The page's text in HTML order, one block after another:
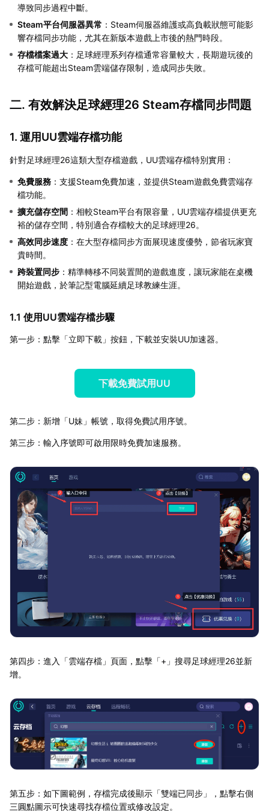
導致同步過程中斷。
Steam平台伺服器異常 ：Steam伺服器維護或高負載狀態可能影
響存檔同步功能，尤其在新版本遊戲上市後的熱門時段。
存檔檔案過大 ：足球經理系列存檔通常容量較大，長期遊玩後的
存檔可能超出Steam雲端儲存限制，造成同步失敗。
二. 有效解決足球經理26 Steam存檔同步問題
1. 運用UU雲端存檔功能
針對足球經理26這類大型存檔遊戲，UU雲端存檔特別實用：
免費服務 ：支援Steam免費加速，並提供Steam遊戲免費雲端存
檔功能。
擴充儲存空間 ：相較Steam平台有限容量，UU雲端存檔提供更充
裕的儲存空間，特別適合存檔較大的足球經理26。
高效同步速度 ：在大型存檔同步方面展現速度優勢，節省玩家寶
貴時間。
跨裝置同步 ：精準轉移不同裝置間的遊戲進度，讓玩家能在桌機
開始遊戲，於筆記型電腦延續足球教練生涯。
1.1 使用UU雲端存檔步驟
第一步：點擊「立即下載」按鈕，下載並安裝UU加速器。
下載免費試用UU
第二步：新增「U妹」帳號，取得免費試用序號。
第三步：輸入序號即可啟用限時免費加速服務。
第四步：進入「雲端存檔」頁面，點擊「+」搜尋足球經理26並新
增。
第五步：如下圖範例，存檔完成後顯示「雙端已同步」，點擊右側
三圓點圖示可快速尋找存檔位置或修改設定。